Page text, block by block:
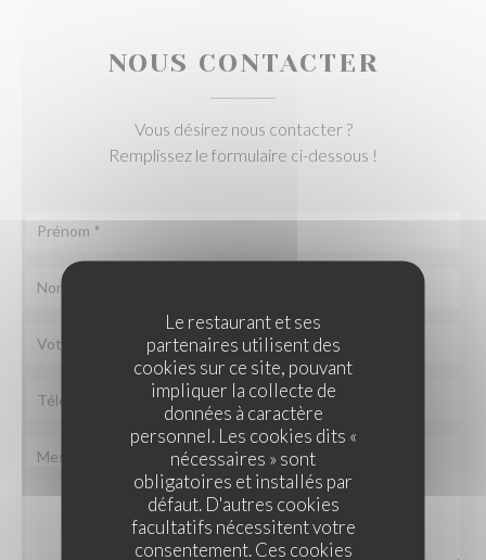
Le restaurant et ses
partenaires utilisent des
cookies sur ce site, pouvant
impliquer la collecte de
données à caractère
personnel. Les cookies dits «
nécessaires » sont
obligatoires et installés par
défaut. D'autres cookies
facultatifs nécessitent votre
consentement. Ces cookies
NOUS CONTACTER
Vous désirez nous contacter ?
Remplissez le formulaire ci-dessous !